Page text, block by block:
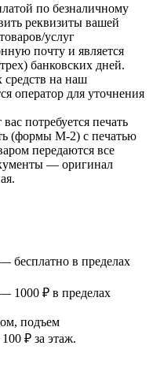
по безналичному
реквизиты вашей
услуг
почту и является
банковских дней.
на наш
оператор для уточнения
потребуется печать
(формы М-2) с печатью
передаются все
— оригинал
бесплатно в пределах
1000 ₽ в пределах
подъем
₽ за этаж.